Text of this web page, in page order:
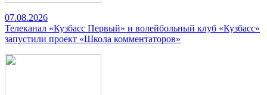
07.08.2026
Телеканал «Кузбасс Первый» и волейбольный клуб «Кузбасс»
запустили проект «Школа комментаторов»